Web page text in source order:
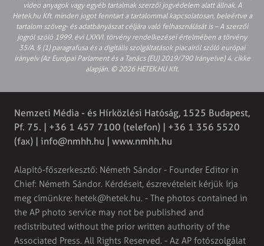
video anyagok vagy egyéb tartalmak szerzői jogvédelem alatt állnak. A
Hetek.hu Kft. minden jogot fenntart a tartalommal kapcsolatosan, beleértve a
tartalom szöveg- és adatbányászat céljára való felhasználását is – A szerzői
jogról szóló 1999. évi LXXVI. törvény rendelkezései értelmében a törvény
35/A. § (1) paragrafusa és a digitális szolgáltatások piacairól szóló európai
irányelv (Az Európai Parlament és a Tanács (EU) 2019/790 Irányelve) 4. cikke
alapján. © 2026 HETEK.HU Kft.
Nemzeti Média - és Hírközlési Hatóság, 1525 Budapest,
Pf. 75. | +36 1 457 7100 (telefon) | +36 1 356 5520
(fax) | info@nmhh.hu | www.nmhh.hu
Alapító-főszerkesztő: Németh Sándor - Founder Editor in
Chief: Németh Sándor. Kérdéseit, észrevételeit kérjük írja
meg címünkre: hetek@hetek.hu. - The photos contained in
the AP photo service may not be published and
redistributed without the prior written authority of the
Associated Press. All Rights Reserved. - Az AP fotószolgálat